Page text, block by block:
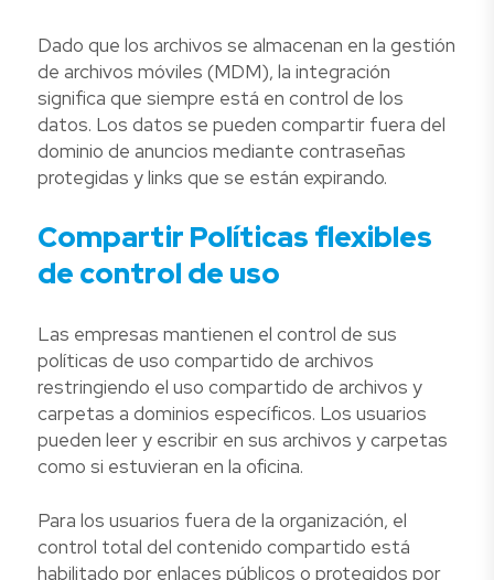
Dado que los archivos se almacenan en la gestión
de archivos móviles (MDM), la integración
significa que siempre está en control de los
datos. Los datos se pueden compartir fuera del
dominio de anuncios mediante contraseñas
protegidas y links que se están expirando.
Compartir Políticas flexibles
de control de uso
Las empresas mantienen el control de sus
políticas de uso compartido de archivos
restringiendo el uso compartido de archivos y
carpetas a dominios específicos. Los usuarios
pueden leer y escribir en sus archivos y carpetas
como si estuvieran en la oficina.
Para los usuarios fuera de la organización, el
control total del contenido compartido está
habilitado por enlaces públicos o protegidos por